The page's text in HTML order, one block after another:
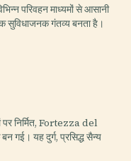
परिवहन माध्यमों से आसानी
सुविधाजनक गंतव्य बनता है।
निर्मित, Fortezza del
गई। यह दुर्ग, प्रसिद्ध सैन्य